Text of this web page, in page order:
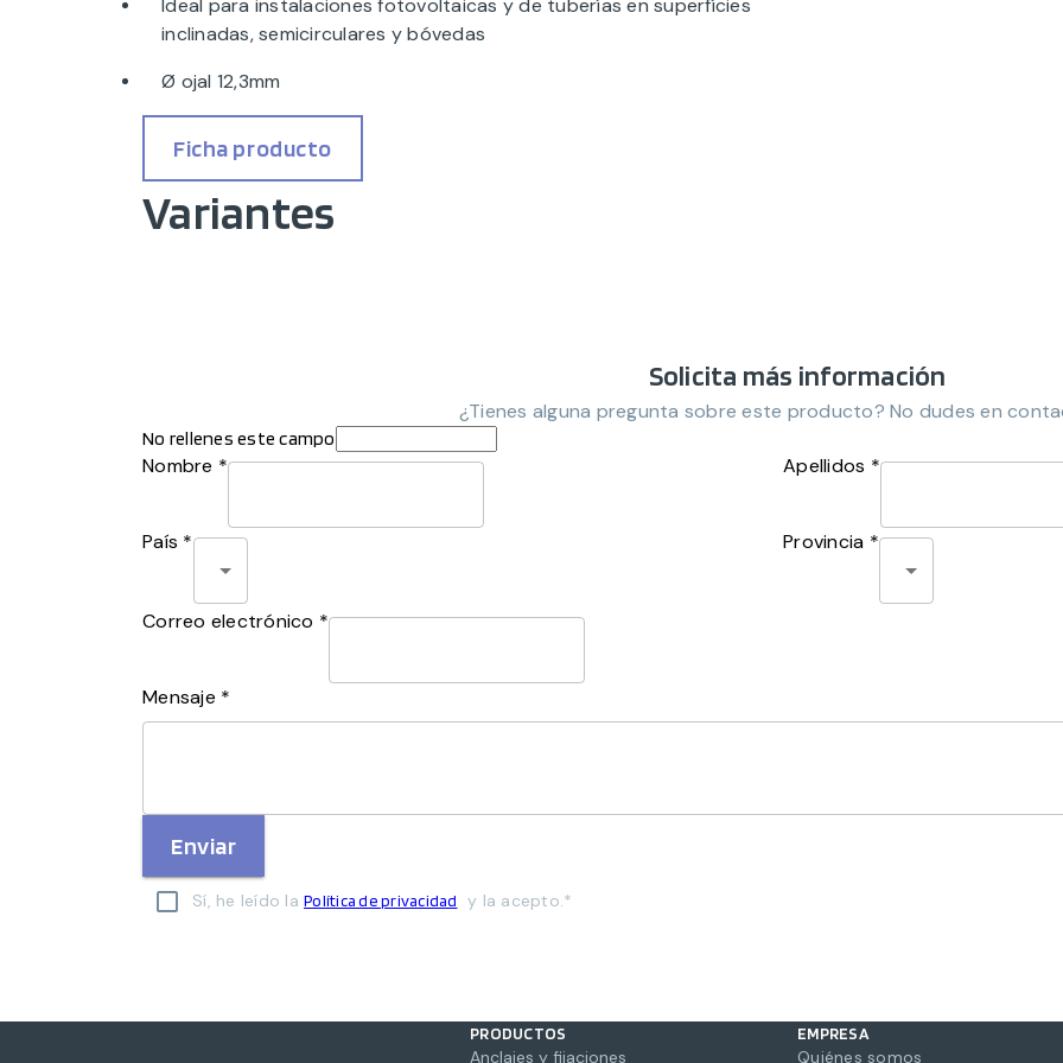
Ideal para instalaciones fotovoltaicas y de tuberías en superfícies
inclinadas, semicirculares y bóvedas
Ø ojal 12,3mm
Ficha producto
Variantes
Solicita más información
¿Tienes alguna pregunta sobre este producto? No dudes en
No rellenes este campo
Nombre * Apellidos *
País * Provincia *
Correo electrónico *
Mensaje *
Enviar
Sí, he leído la Política de privacidad y la acepto.*
PRODUCTOS
Anclajes y fijaciones
EMPRESA
Quiénes somos